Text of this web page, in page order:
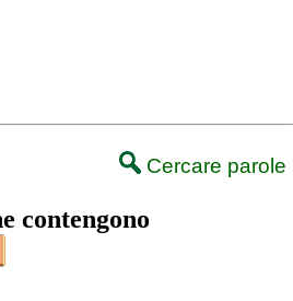
Cercare parole
contengono